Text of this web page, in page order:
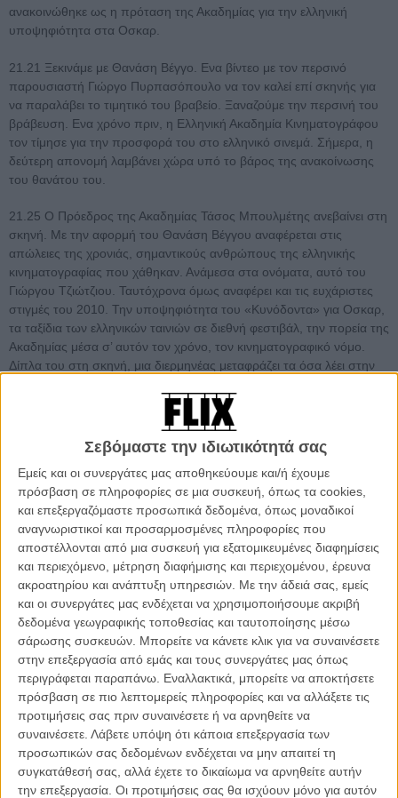
Σεβόμαστε την ιδιωτικότητά σας
Εμείς και οι συνεργάτες μας αποθηκεύουμε και/ή έχουμε
πρόσβαση σε πληροφορίες σε μια συσκευή, όπως τα cookies,
και επεξεργαζόμαστε προσωπικά δεδομένα, όπως μοναδικοί
αναγνωριστικοί και προσαρμοσμένες πληροφορίες που
αποστέλλονται από μια συσκευή για εξατομικευμένες διαφημίσεις
και περιεχόμενο, μέτρηση διαφήμισης και περιεχομένου, έρευνα
ακροατηρίου και ανάπτυξη υπηρεσιών. Με την άδειά σας, εμείς
και οι συνεργάτες μας ενδέχεται να χρησιμοποιήσουμε ακριβή
δεδομένα γεωγραφικής τοποθεσίας και ταυτοποίησης μέσω
σάρωσης συσκευών. Μπορείτε να κάνετε κλικ για να συναινέσετε
στην επεξεργασία από εμάς και τους συνεργάτες μας όπως
περιγράφεται παραπάνω. Εναλλακτικά, μπορείτε να αποκτήσετε
πρόσβαση σε πιο λεπτομερείς πληροφορίες και να αλλάξετε τις
προτιμήσεις σας πριν συναινέσετε ή να αρνηθείτε να
συναινέσετε. Λάβετε υπόψη ότι κάποια επεξεργασία των
προσωπικών σας δεδομένων ενδέχεται να μην απαιτεί τη
συγκατάθεσή σας, αλλά έχετε το δικαίωμα να αρνηθείτε αυτήν
την επεξεργασία. Οι προτιμήσεις σας θα ισχύουν μόνο για αυτόν
ανακοινώθηκε ως η πρόταση της Ακαδημίας για την ελληνική
υποψηφιότητα στα Οσκαρ.
21.21 Ξεκινάμε με Θανάση Βέγγο. Ενα βίντεο με τον περσινό
παρουσιαστή Γιώργο Πυρπασόπουλο να τον καλεί επί σκηνής για
να παραλάβει το τιμητικό του βραβείο. Ξαναζούμε την περσινή του
βράβευση. Ενα χρόνο πριν, η Ελληνική Ακαδημία Κινηματογράφου
τον τίμησε για την προσφορά του στο ελληνικό σινεμά. Σήμερα, η
δεύτερη απονομή λαμβάνει χώρα υπό το βάρος της ανακοίνωσης
του θανάτου του.
21.25 Ο Πρόεδρος της Ακαδημίας Τάσος Μπουλμέτης ανεβαίνει στη
σκηνή. Με την αφορμή του Θανάση Βέγγου αναφέρεται στις
απώλειες της χρονιάς, σημαντικούς ανθρώπους της ελληνικής
κινηματογραφίας που χάθηκαν. Ανάμεσα στα ονόματα, αυτό του
Γιώργου Τζιώτζιου. Ταυτόχρονα όμως αναφέρει και τις ευχάριστες
στιγμές του 2010. Την υποψηφιότητα του «Κυνόδοντα» για Οσκαρ,
τα ταξίδια των ελληνικών ταινιών σε διεθνή φεστιβάλ, την πορεία της
Ακαδημίας μέσα σ’ αυτόν τον χρόνο, τον κινηματογραφικό νόμο.
Δίπλα του στη σκηνή, μια διερμηνέας μεταφράζει τα όσα λέει στην
21.33 Ο αναπληρωτής Υπουργός Πολιτισμού και Τουρισμού,
Τηλέμαχος Χυτήρης ανεβαίνει στη σκηνή. Αναφέρεται και αυτός
στην απώλεια του Θανάση Βέγγου. «Λίγοι είναι αυτοί που
κατάφεραν με τη ζωή και το έργο τους να εκφράσουν με τόσο
αυθεντικό τρόπο τον Ελληνα, την ψυχή, τα όνειρα, τις διαψεύσεις
του».
21.36 «Εχουν τεθεί οι βάσεις για την ανάπτυξη του ελληνικού σινεμά
χωρίς τα βαρίδια του. Δεσμευόμαστε να στηρίξουμε τη νέα γενιά
δημιουργών που παράγει έργο υπό αντίξοες συνθήκες. Δεν μιλάω
μόνο για τον Γιώργο Λάνθιμο (ακούγεται το πρώτο δυνατό
χειροκρότημα στην αίθουσα) ή την Αθηνά Τσαγγάρη, τον Σύλλα
Τζουμέρκα, τον Γιώργο Ζώη και τις επιτυχίες τους στα φεστιβάλ στο
εξωτερικού. Μιλάω και για τα παιδιά που τους βλέπουν, τους
θαυμάζουν και θα ήθελαν να τους μοιάσουν. Η Ελληνική Πολιτεία
είναι εδώ για να τους στηρίξει, μέσω του ΕΚΚ, του φεστιβάλ
Θεσσαλονίκης, με όποιον τρόπο μπορεί. Παρά τη γενική
απαισιοδοξία που επιβάλλει η κρίση, πρέπει να σκεφτόμαστε το
μέλλον αισιόδοξα, τόσο η Πολιτεία όσο και οι κινηματογραφιστές».
Τηλέμαχος Χυτήρης.